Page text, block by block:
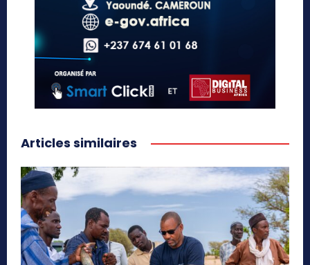
Articles similaires